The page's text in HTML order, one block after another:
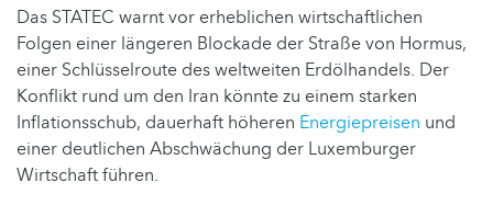
Das STATEC warnt vor erheblichen wirtschaftlichen
Folgen einer längeren Blockade der Straße von Hormus,
einer Schlüsselroute des weltweiten Erdölhandels. Der
Konflikt rund um den Iran könnte zu einem starken
Inflationsschub, dauerhaft höheren Energiepreisen und
einer deutlichen Abschwächung der Luxemburger
Wirtschaft führen.